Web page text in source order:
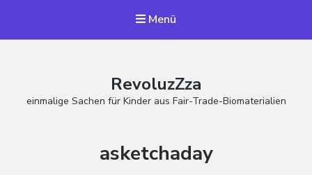
Menü
RevoluzZza
einmalige Sachen für Kinder aus Fair-Trade-Biomaterialien
Schlagwort:
asketchaday